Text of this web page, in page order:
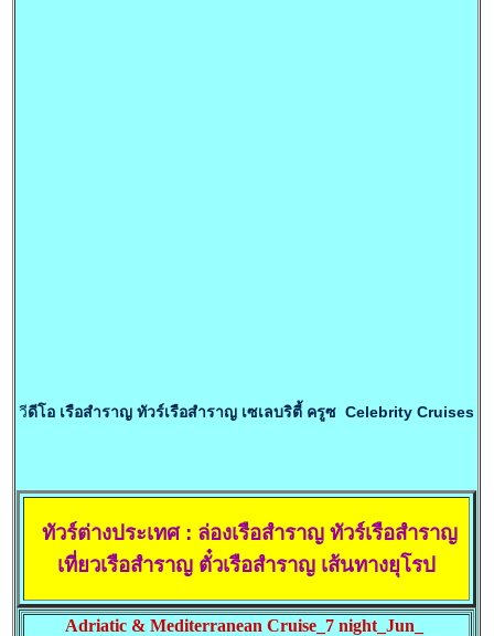
วีดีโอ เรือสำราญ ทัวร์เรือสำราญ เซเลบริตี้ ครูซ Celebrity Cruises
ทัวร์ต่างประเทศ : ล่องเรือสำราญ ทัวร์เรือสำราญ
เที่ยวเรือสำราญ ตั๋วเรือสำราญ เส้นทางยุโรป
Adriatic & Mediterranean Cruise_7 night_Jun_